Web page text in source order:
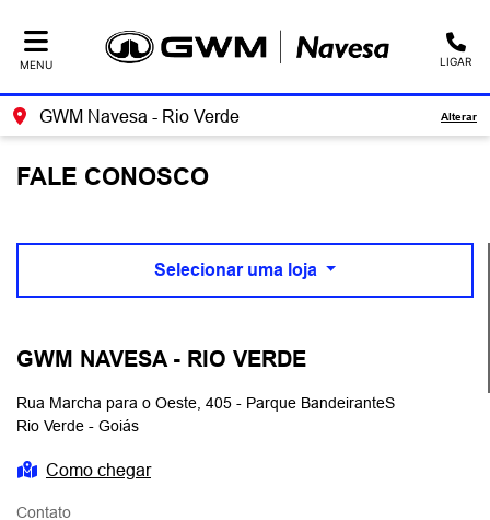
MENU LIGAR
GWM Navesa - Rio Verde Alterar
FALE CONOSCO
Selecionar uma loja
GWM NAVESA - RIO VERDE
Rua Marcha para o Oeste, 405 - Parque BandeiranteS
Rio Verde - Goiás
Como chegar
Contato